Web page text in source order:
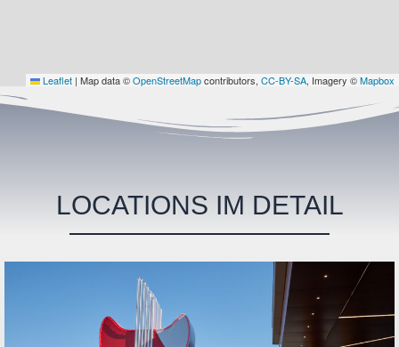
Leaflet | Map data ©OpenStreetMapcontributors, CC-BY-SA, Imagery ©Mapbox
LOCATIONS IM DETAIL